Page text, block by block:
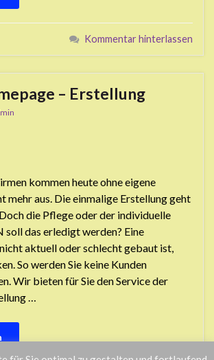
Kommentar hinterlassen
– Erstellung
kommen heute ohne eigene
mehr aus. Die einmalige Erstellung geht
die Pflege oder der individuelle
das erledigt werden? Eine
aktuell oder schlecht gebaut ist,
So werden Sie keine Kunden
Wir bieten für Sie den Service der
…